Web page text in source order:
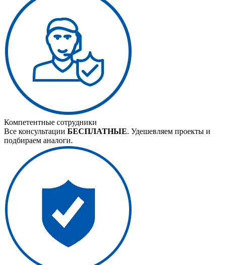
Компетентные сотрудники
Все консультации БЕСПЛАТНЫЕ. Удешевляем проекты и
подбираем аналоги.